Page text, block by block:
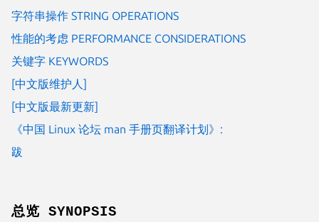
字符串操作 STRING OPERATIONS
性能的考虑 PERFORMANCE CONSIDERATIONS
关键字 KEYWORDS
[中文版维护人]
[中文版最新更新]
《中国 Linux 论坛 man 手册页翻译计划》:
跋
总览 SYNOPSIS